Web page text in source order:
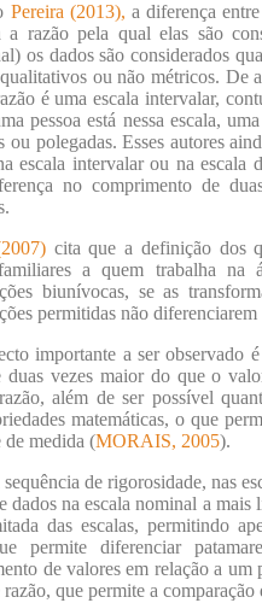
Pereira (2013), a diferença
a razão pela qual elas são
os dados são considerados
ou não métricos. De
é uma escala intervalar,
pessoa está nessa escala,
ou polegadas. Esses autores
escala intervalar ou na escala
no comprimento de
cita que a definição dos
a quem trabalha na
biunívocas, se as
permitidas não
importante a ser observado
duas vezes maior do que o
além de ser possível
matemáticas, o que
de medida (MORAIS, 2005).
de rigorosidade, nas
dados na escala nominal a
das escalas, permitindo
permite diferenciar
de valores em relação a um
razão, que permite a